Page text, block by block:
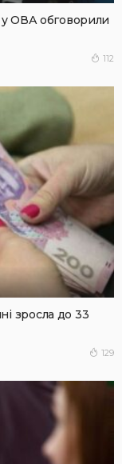
у ОВА обговорили
112
зросла до 33
129